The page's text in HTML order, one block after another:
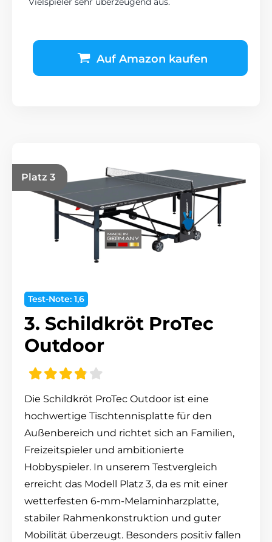
Auf Amazon kaufen
Platz 3
Test-Note: 1,6
3. Schildkröt ProTec
Outdoor
Die Schildkröt ProTec Outdoor ist eine
hochwertige Tischtennisplatte für den
Außenbereich und richtet sich an Familien,
Freizeitspieler und ambitionierte
Hobbyspieler. In unserem Testvergleich
erreicht das Modell Platz 3, da es mit einer
wetterfesten 6-mm-Melaminharzplatte,
stabiler Rahmenkonstruktion und guter
Mobilität überzeugt. Besonders positiv fallen